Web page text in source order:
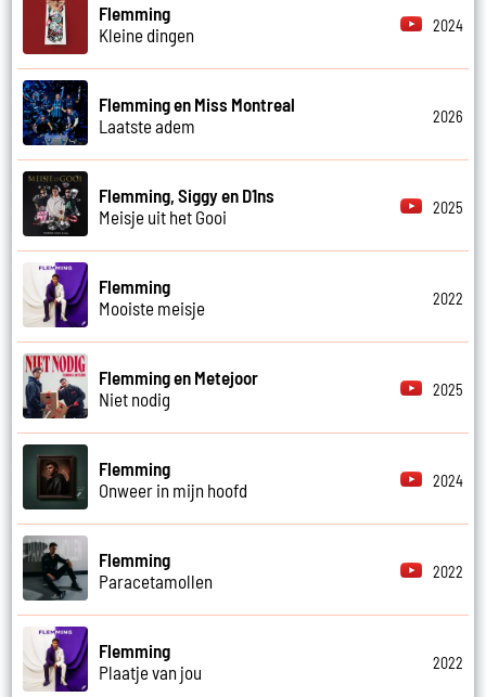
Flemming
Kleine dingen
2024
Flemming en Miss Montreal
Laatste adem
2026
Flemming, Siggy en D1ns
Meisje uit het Gooi
2025
Flemming
Mooiste meisje
2022
Flemming en Metejoor
Niet nodig
2025
Flemming
Onweer in mijn hoofd
2024
Flemming
Paracetamollen
2022
Flemming
Plaatje van jou
2022